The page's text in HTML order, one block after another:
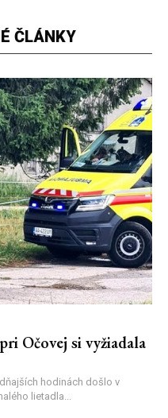
ČLÁNKY
Očovej si vyžiadala
hodinách došlo v
lietadla...